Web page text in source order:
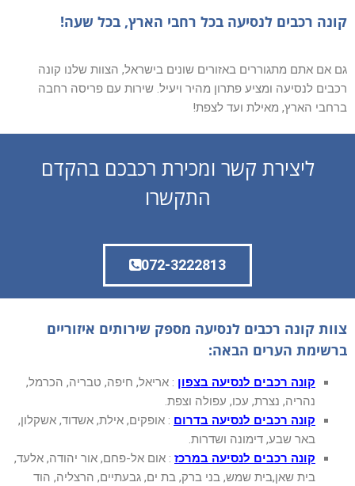
קונה רכבים לנסיעה בכל רחבי הארץ, בכל שעה!
גם אם אתם מתגוררים באזורים שונים בישראל, הצוות שלנו קונה
רכבים לנסיעה ומציע פתרון מהיר ויעיל. שירות עם פריסה רחבה
ברחבי הארץ, מאילת ועד לצפת!
ליצירת קשר ומכירת רכבכם בהקדם
התקשרו
072-3222813
צוות קונה רכבים לנסיעה מספק שירותים איזוריים
ברשימת הערים הבאה:
קונה רכבים לנסיעה בצפון : אריאל, חיפה, טבריה, הכרמל,
נהריה, נצרת, עכו, עפולה וצפת.
קונה רכבים לנסיעה בדרום : אופקים, אילת, אשדוד, אשקלון,
באר שבע, דימונה ושדרות.
קונה רכבים לנסיעה במרכז : אום אל-פחם, אור יהודה, אלעד,
בית שאן,בית שמש, בני ברק, בת ים, גבעתיים, הרצליה, הוד